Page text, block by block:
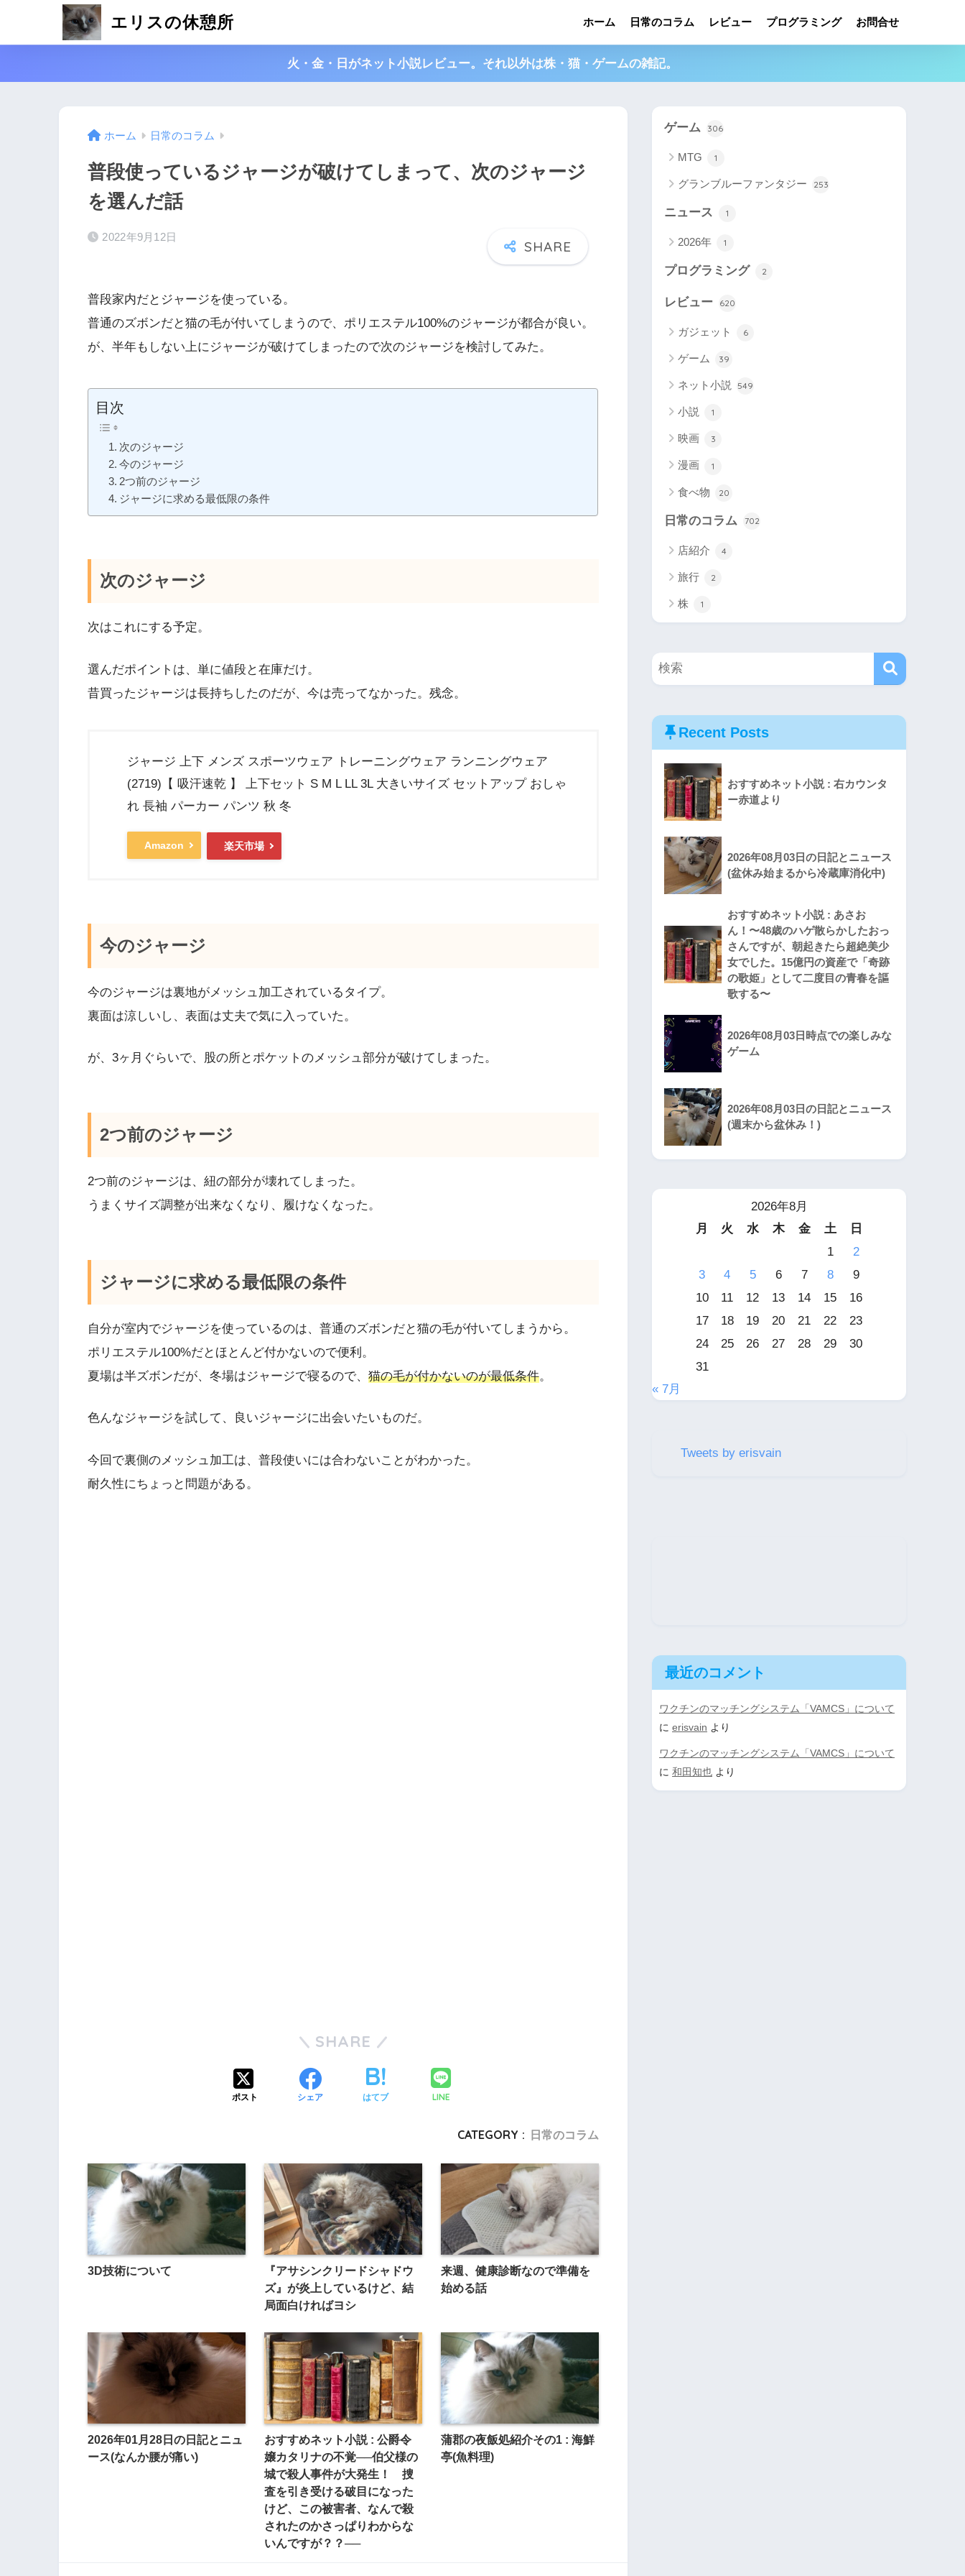
エリスの休憩所 ホーム 日常のコラム レビュー プログラミング お問合せ
火・金・日がネット小説レビュー。それ以外は株・猫・ゲームの雑記。
ホーム 日常のコラム
普段使っているジャージが破けてしまって、次のジャージ
を選んだ話
2022年9月12日
普段家内だとジャージを使っている。
普通のズボンだと猫の毛が付いてしまうので、ポリエステル100%のジャージが都合が良い。
が、半年もしない上にジャージが破けてしまったので次のジャージを検討してみた。
目次
次のジャージ
今のジャージ
2つ前のジャージ
ジャージに求める最低限の条件
次のジャージ
次はこれにする予定。
選んだポイントは、単に値段と在庫だけ。
昔買ったジャージは長持ちしたのだが、今は売ってなかった。残念。
ジャージ 上下 メンズ スポーツウェア トレーニングウェア ランニングウェア
(2719)【 吸汗速乾 】 上下セット S M L LL 3L 大きいサイズ セットアップ おしゃ
れ 長袖 パーカー パンツ 秋 冬
Amazon 楽天市場
今のジャージ
今のジャージは裏地がメッシュ加工されているタイプ。
裏面は涼しいし、表面は丈夫で気に入っていた。
が、3ヶ月ぐらいで、股の所とポケットのメッシュ部分が破けてしまった。
2つ前のジャージ
2つ前のジャージは、紐の部分が壊れてしまった。
うまくサイズ調整が出来なくなり、履けなくなった。
ジャージに求める最低限の条件
自分が室内でジャージを使っているのは、普通のズボンだと猫の毛が付いてしまうから。
ポリエステル100%だとほとんど付かないので便利。
夏場は半ズボンだが、冬場はジャージで寝るので、 猫の毛が付かないのが最低条件。
色んなジャージを試して、良いジャージに出会いたいものだ。
今回で裏側のメッシュ加工は、普段使いには合わないことがわかった。
耐久性にちょっと問題がある。
SHARE
ポスト シェア はてブ LINE
CATEGORY : 日常のコラム
3D技術について
『アサシンクリードシャドウ
ズ』が炎上しているけど、結
局面白ければヨシ
来週、健康診断なので準備を
始める話
2026年01月28日の日記とニュ
ース(なんか腰が痛い)
おすすめネット小説 : 公爵令
嬢カタリナの不覚──伯父様の
城で殺人事件が大発生！ 捜
査を引き受ける破目になった
けど、この被害者、なんで殺
されたのかさっぱりわからな
いんですが？？──
蒲郡の夜飯処紹介その1 : 海鮮
亭(魚料理)
ゲーム 306
MTG 1
グランブルーファンタジー 253
ニュース 1
2026年 1
プログラミング 2
レビュー 620
ガジェット 6
ゲーム 39
ネット小説 549
小説 1
映画 3
漫画 1
食べ物 20
日常のコラム 702
店紹介 4
旅行 2
株 1
Recent Posts
おすすめネット小説 : 右カウンタ
ー赤道より
2026年08月03日の日記とニュース
(盆休み始まるから冷蔵庫消化中)
おすすめネット小説 : あさお
ん！〜48歳のハゲ散らかしたおっ
さんですが、朝起きたら超絶美少
女でした。15億円の資産で「奇跡
の歌姫」として二度目の青春を謳
歌する〜
2026年08月03日時点での楽しみな
ゲーム
2026年08月03日の日記とニュース
(週末から盆休み！)
2026年8月
月
火 水 木 金 土
日
1
2
3
4 5 6 7 8
9
10
11 12 13 14 15
16
17
18 19 20 21 22
23
24
25 26 27 28 29
30
31
« 7月
Tweets by erisvain
最近のコメント
ワクチンのマッチングシステム「VAMCS」について
に erisvain より
ワクチンのマッチングシステム「VAMCS」について
に 和田知也 より